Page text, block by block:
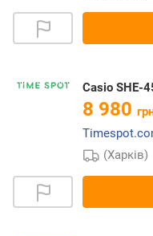
Casio SHE-
8 980
(Харків)